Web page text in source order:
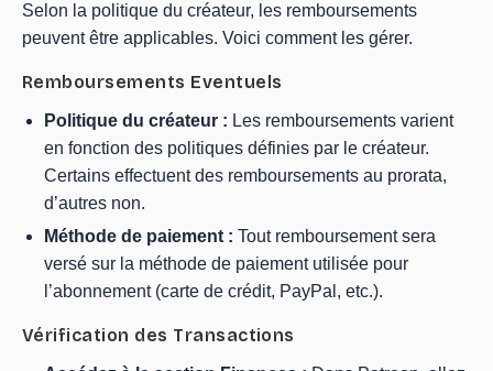
Selon la politique du créateur, les remboursements
peuvent être applicables. Voici comment les gérer.
Remboursements Eventuels
Politique du créateur : Les remboursements varient
en fonction des politiques définies par le créateur.
Certains effectuent des remboursements au prorata,
d’autres non.
Méthode de paiement : Tout remboursement sera
versé sur la méthode de paiement utilisée pour
l’abonnement (carte de crédit, PayPal, etc.).
Vérification des Transactions